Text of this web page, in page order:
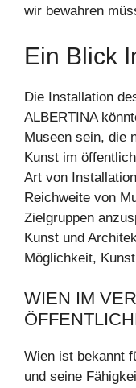
wir bewahren
Ein Blick
Die Installation
ALBERTINA
Museen sein, die
Kunst im
Art von
Reichweite von
Zielgruppen
Kunst und
Möglichkeit,
WIEN IM
Wien ist bekannt
und seine